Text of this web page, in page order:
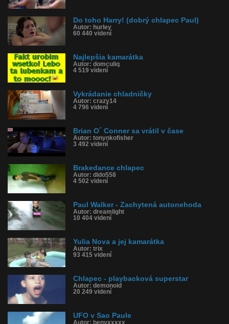
Do toho Harry! (dobrý chlapec Paul)
Autor: hurley
60 440 videní
Najlepšia kamarátka
Autor: domculiq
4 519 videní
Vykrádanie chladničky
Autor: crazy14
4 796 videní
Brian O´ Conner sa vrátil v čase
Autor: tonynkofisher
3 492 videní
Brakedance chlapec
Autor: dido558
4 502 videní
Paul Walker - Zachytená autonehoda
Autor: dreamlight
10 404 videní
Yulia Nova a jej kamarátka
Autor: trix
93 415 videní
Chlapec - playbacková superstar
Autor: demonoid
20 249 videní
UFO v Sao Paule
Autor: benyxxxxx